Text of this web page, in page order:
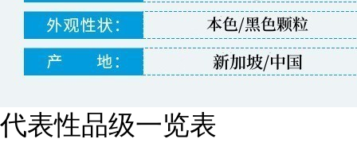
代表性品级一览表